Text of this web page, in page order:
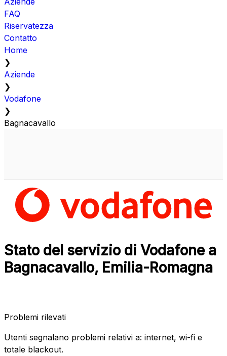
FAQ
Riservatezza
Contatto
Home
❯
Aziende
❯
Vodafone
❯
Bagnacavallo
Stato del servizio di Vodafone a
Bagnacavallo, Emilia-Romagna
Problemi rilevati
Utenti segnalano problemi relativi a: internet, wi-fi e
totale blackout.